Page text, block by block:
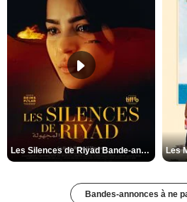
Les Silences de Riyad Bande-annonce VO STFR
Bandes-annonces à ne